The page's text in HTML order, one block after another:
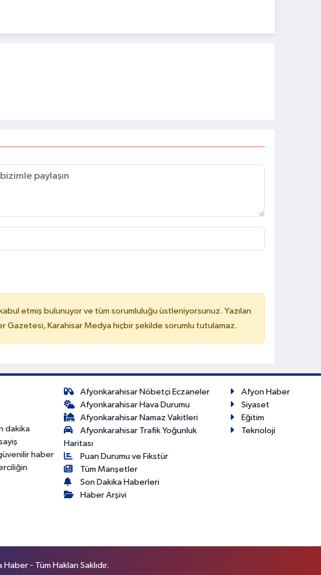
kabul etmiş bulunuyor ve tüm sorumluluğu üstleniyorsunuz. Yazılan
Gazetesi, Karahisar Medya hiçbir şekilde sorumlu tutulamaz.
dakika
haber
Afyonkarahisar Nöbetçi Eczaneler
Afyonkarahisar Hava Durumu
Afyonkarahisar Namaz Vakitleri
Afyonkarahisar Trafik Yoğunluk
Haritası
Puan Durumu ve Fikstür
Tüm Manşetler
Son Dakika Haberleri
Haber Arşivi
Afyon Haber
Siyaset
Eğitim
Teknoloji
- Tüm Hakları Saklıdır.